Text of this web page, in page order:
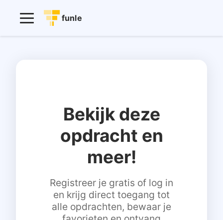
funle
Bekijk deze
opdracht en
meer!
Registreer je gratis of log in
en krijg direct toegang tot
alle opdrachten, bewaar je